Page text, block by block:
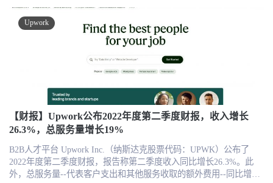
企业搜索列表和热门人工智能项目招聘列表，我们可以看到一个反
应迅速、富有成效的工作市场，既能满足人工智能人才寻找工作机
会的需求，也能满足客户寻找人工智能专业人才的需求。当查看与
人工智能相关的十大企业搜索和十大与人工智能相关的招聘时，我
们发现令人印象深刻的十项技能中就有七项出现在这两个榜单上，
这表明我们的市场善于将企业与他们所需的人工智能专业技能联系
将不断涌现和发展，但随着企业领导和招聘经理对这项新技术及其
潜力的理解不断加深，他们将不可避免地寻求多样化的人工智能技
能组合。利用 Upwork 等平台和灵活的工作模式，快速有效地满足不
断增长的招聘需求，对于希望缩小技能差距、保持敏捷性并继续推
动创新的企业来说至关重要。通过正确识别适合人类和技术的角
色，企业将在生成式人工智能的新时代获得释放生产力、创造力和
难逢的重新评估。 疫情造成的前所未有的全球远程工作的转变，改
变了公众对工作和工作场所的概念，并对人们如何看待他们的工作
和职业产生了持久的影响。随着当前经济的不确定性，以及“大辞职”
和“安静退出”等运动的兴起，许多专业人士正在经历一代人一次的重
新评估，以重新评估拥有充实的职业生涯意味着什么。 大量美国劳
动力正在质疑传统、根深蒂固的工作方式，并且正在寻找替代的职
由职业机会，以寻求更大的职业成就感、灵活性和财务稳定性，以
及管理职业轨迹的新方法。 Upwork 的 2022 年自由职业者调查是一
项针对 3000 名专业人士的代表性研究。令人震惊的是，过去一年有
39% 的美国劳动力（即 6000 万美国人）从事自由职业，比前一年有
现，美国自由职业者为美国经济贡献了约1.35万亿美元的年收入，比
2021年增加了500亿美元。这种增长在很大程度上是由专业人士寻求
替代传统模式的全职、朝九晚五的工作推动的。数据显示，越来越
Upwork
【财报】Upwork公布2022年度第二季度财报，收入增长
26.3%，总服务量增长19%
B2B人才平台 Upwork Inc.（纳斯达克股票代码：UPWK）公布了
2022年度第二季度财报，报告称第二季度收入同比增长26.3%。此
外，总服务量--代表客户支出和其他服务收取的额外费用--同比增长